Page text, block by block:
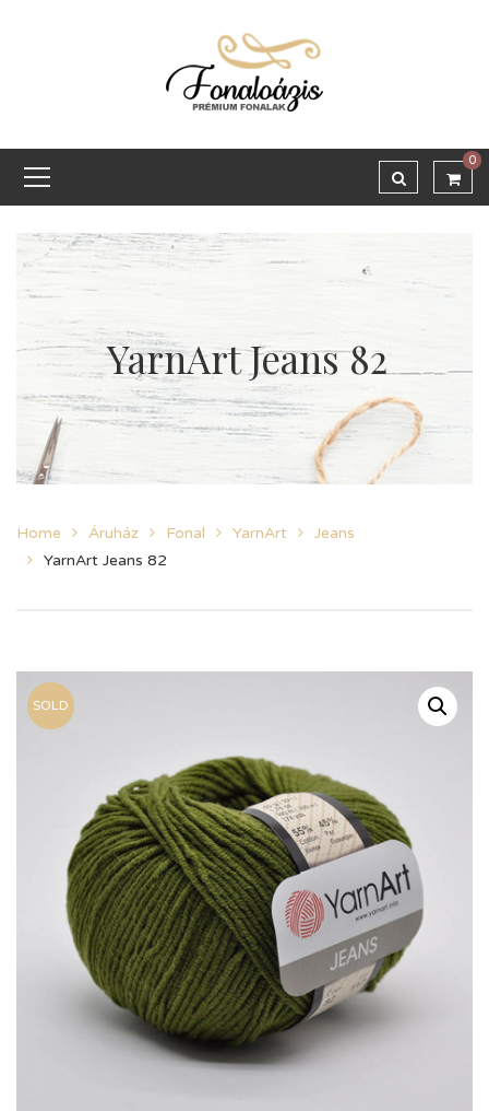
0
YarnArt Jeans 82
Home Áruház Fonal YarnArt
Jeans
YarnArt Jeans 82
SOLD